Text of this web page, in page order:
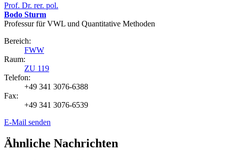
Prof. Dr. rer. pol.
Bodo Sturm
Professur für VWL und Quantitative Methoden
Bereich:
FWW
Raum:
ZU 119
Telefon:
+49 341 3076-6388
Fax:
+49 341 3076-6539
E-Mail senden
Ähnliche Nachrichten